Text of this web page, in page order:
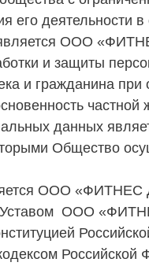
деятельности в
ООО
и защиты
и гражданина при
данных
Общество
ООО «ФИТНЕС
Уставом ООО